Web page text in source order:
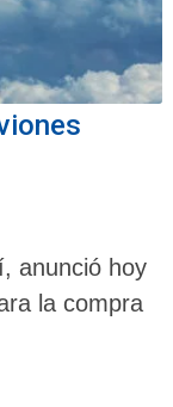
anunció hoy
la compra